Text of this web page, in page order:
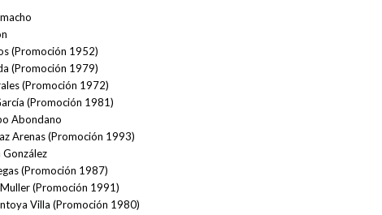
(Promoción 1952)
(Promoción 1979)
(Promoción 1972)
(Promoción 1981)
Abondano
Arenas (Promoción 1993)
González
(Promoción 1987)
(Promoción 1991)
Villa (Promoción 1980)